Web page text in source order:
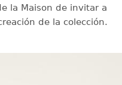
la Maison de invitar a
de la colección.